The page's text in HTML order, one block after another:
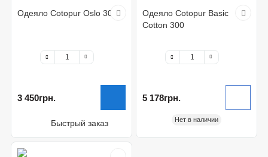
Одеяло Cotopur Oslo 300
3 450грн.
Быстрый заказ
Одеяло Cotopur Basic
Cotton 300
5 178грн.
Нет в наличии